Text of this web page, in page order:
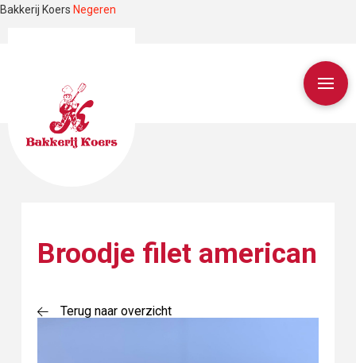
Bakkerij Koers Negeren
Broodje filet american
Terug naar overzicht